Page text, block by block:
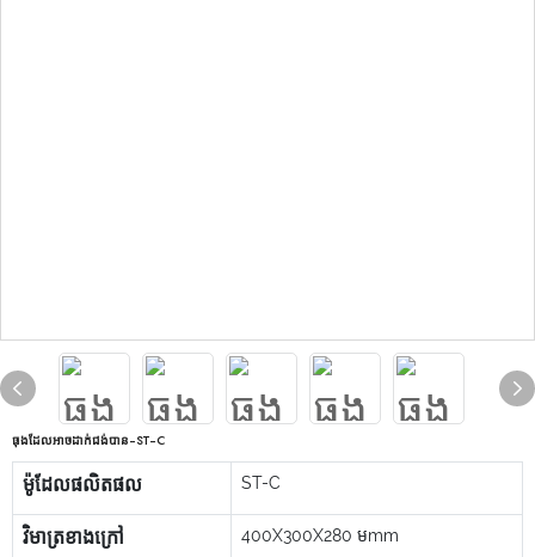
ធុងដែលអាចដាក់ជង់បាន-ST-C
ម៉ូដែលផលិតផល ST-C
វិមាត្រខាងក្រៅ 400X300X280 មmm